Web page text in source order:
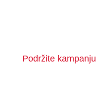
Podržite kampanju